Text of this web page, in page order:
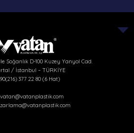
Soğanlık D-100 Kuzey Yanyol Cad.
/ İstanbul – TÜRKİYE
377 22 80 (6 Hat)
vatan@vatanplastik.com